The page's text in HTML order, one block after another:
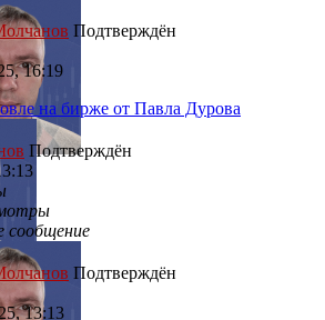
Подтверждён
16:19
на бирже от Павла Дурова
Подтверждён
сообщение
Подтверждён
13:13